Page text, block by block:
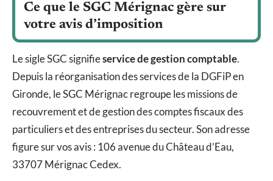
Ce que le SGC Mérignac gère sur
votre avis d’imposition
Le sigle SGC signifieservice de gestion comptable.
Depuis la réorganisation des services de la DGFiP en
Gironde, le SGC Mérignac regroupe les missions de
recouvrement et de gestion des comptes fiscaux des
particuliers et des entreprises du secteur. Son adresse
figure sur vos avis : 106 avenue du Château d’Eau,
33707 Mérignac Cedex.